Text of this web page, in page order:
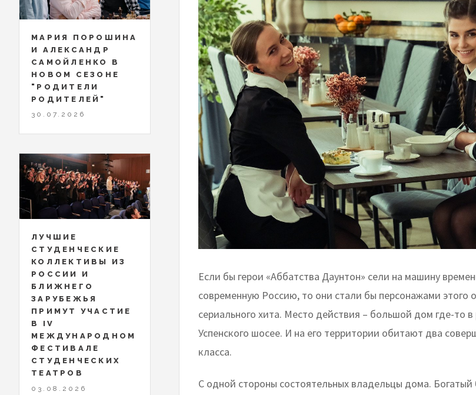
Если бы герои «Аббатства Даунтон» сели на машину
современную Россию, то они стали бы персонажами этого
сериального хита. Место действия – большой дом где-то
Успенского шосее. И на его территории обитают два
класса.
С одной стороны состоятельных владельцы дома. Богатый
МАРИЯ ПОРОШИНА
И АЛЕКСАНДР
САМОЙЛЕНКО В
НОВОМ СЕЗОНЕ
"РОДИТЕЛИ
РОДИТЕЛЕЙ"
30.07.2026
ЛУЧШИЕ
СТУДЕНЧЕСКИЕ
КОЛЛЕКТИВЫ ИЗ
РОССИИ И
БЛИЖНЕГО
ЗАРУБЕЖЬЯ
ПРИМУТ УЧАСТИЕ
В IV
МЕЖДУНАРОДНОМ
ФЕСТИВАЛЕ
СТУДЕНЧЕСКИХ
ТЕАТРОВ
03.08.2026